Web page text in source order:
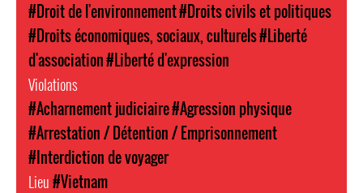
#Droit de l'environnement#Droits civils et politiques
#Droits économiques, sociaux, culturels#Liberté
d'association#Liberté d'expression
Violations
#Acharnement judiciaire#Agression physique
#Arrestation / Détention / Emprisonnement
#Interdiction de voyager
Lieu#Vietnam